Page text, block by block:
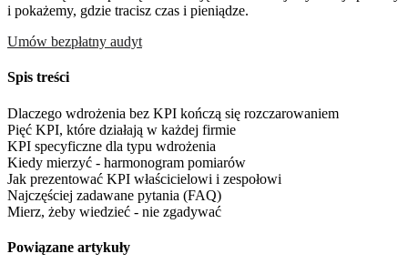
i pokażemy, gdzie tracisz czas i pieniądze.
Umów bezpłatny audyt
Spis treści
Dlaczego wdrożenia bez KPI kończą się rozczarowaniem
Pięć KPI, które działają w każdej firmie
KPI specyficzne dla typu wdrożenia
Kiedy mierzyć - harmonogram pomiarów
Jak prezentować KPI właścicielowi i zespołowi
Najczęściej zadawane pytania (FAQ)
Mierz, żeby wiedzieć - nie zgadywać
Powiązane artykuły